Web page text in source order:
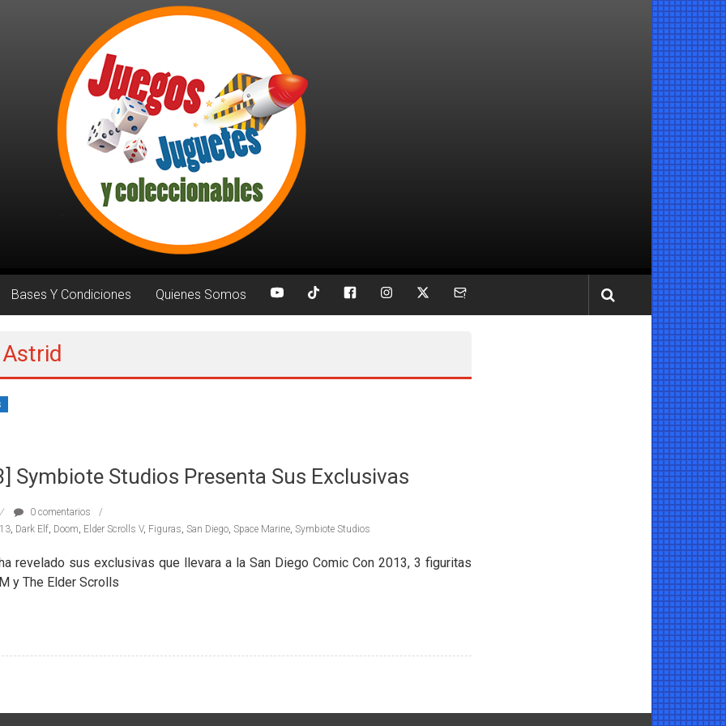
Bases Y Condiciones Quienes Somos
Symbiote Studios Presenta Sus Exclusivas
0 comentarios
, Dark Elf, Doom, Elder Scrolls V, Figuras, San Diego, Space Marine, Symbiote Studios
revelado sus exclusivas que llevara a la San Diego Comic Con 2013, 3 figuritas
y The Elder Scrolls